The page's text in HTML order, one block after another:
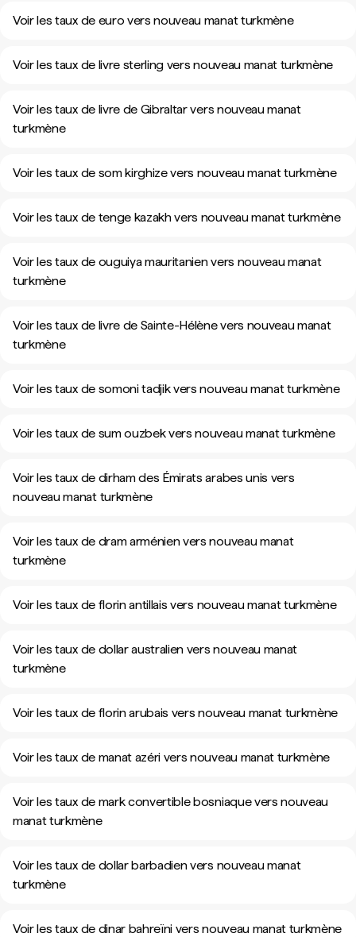
Voir les taux de euro vers nouveau manat turkmène
Voir les taux de livre sterling vers nouveau manat turkmène
Voir les taux de livre de Gibraltar vers nouveau manat
turkmène
Voir les taux de som kirghize vers nouveau manat turkmène
Voir les taux de tenge kazakh vers nouveau manat turkmène
Voir les taux de ouguiya mauritanien vers nouveau manat
turkmène
Voir les taux de livre de Sainte-Hélène vers nouveau manat
turkmène
Voir les taux de somoni tadjik vers nouveau manat turkmène
Voir les taux de sum ouzbek vers nouveau manat turkmène
Voir les taux de dirham des Émirats arabes unis vers
nouveau manat turkmène
Voir les taux de dram arménien vers nouveau manat
turkmène
Voir les taux de florin antillais vers nouveau manat turkmène
Voir les taux de dollar australien vers nouveau manat
turkmène
Voir les taux de florin arubais vers nouveau manat turkmène
Voir les taux de manat azéri vers nouveau manat turkmène
Voir les taux de mark convertible bosniaque vers nouveau
manat turkmène
Voir les taux de dollar barbadien vers nouveau manat
turkmène
Voir les taux de dinar bahreïni vers nouveau manat turkmène